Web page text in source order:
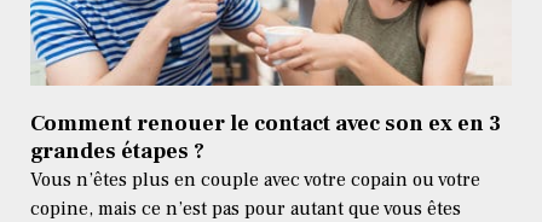
Comment renouer le contact avec son ex en 3
grandes étapes ?
Vous n’êtes plus en couple avec votre copain ou votre
copine, mais ce n’est pas pour autant que vous êtes